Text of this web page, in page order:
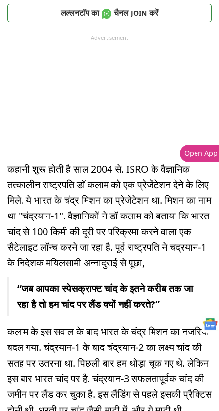
लल्लनटॉप का चैनल JOIN करें
Advertisement
कहानी शुरू होती है साल 2004 से. ISRO के वैज्ञानिक
तत्कालीन राष्ट्रपति डॉ कलाम को एक प्रेजेंटेशन देने के लिए
मिले. ये भारत के चंद्र मिशन का प्रेजेंटेशन था. मिशन का नाम
था "चंद्रयान-1". वैज्ञानिकों ने डॉ कलाम को बताया कि भारत
चांद से 100 किमी की दूरी पर परिक्रमा करने वाला एक
सैटेलाइट लॉन्च करने जा रहा है. पूर्व राष्ट्रपति ने चंद्रयान-1
के निदेशक मयिलसामी अन्नादुराई से पूछा,
“जब आपका स्पेसक्राफ्ट चांद के इतने करीब तक जा
रहा है तो हम चांद पर लैंड क्यों नहीं करते?”
कलाम के इस सवाल के बाद भारत के चंद्र मिशन का नजरिया
बदल गया. चंद्रयान-1 के बाद चंद्रयान-2 का लक्ष्य चांद की
सतह पर उतरना था. पिछली बार हम थोड़ा चूक गए थे. लेकिन
इस बार भारत चांद पर है. चंद्रयान-3 सफलतापूर्वक चांद की
जमीन पर लैंड कर चुका है. इस लैंडिंग से पहले इसकी प्रैक्टिस
Open App